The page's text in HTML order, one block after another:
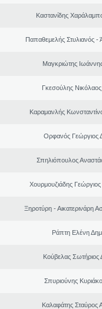
Καστανίδης
Παπαθεμελής Στυλιανός -
Μαγκριώτης
Γκεσούλης
Καραμανλής
Ορφανός Γεώργιος
Σπηλιόπουλος
Χουρμουζιάδης
Ξηροτύρη - Αικατερινάρη
Ράπτη Ελένη
Κούβελας Σωτήριος
Σπυριούνης
Καλαφάτης Σταύρος